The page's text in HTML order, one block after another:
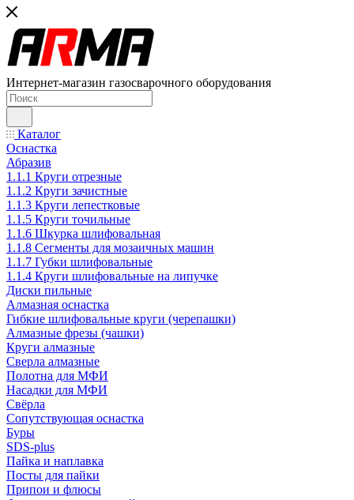
Интернет-магазин газосварочного оборудования
Каталог
Оснастка
Абразив
1.1.1 Круги отрезные
1.1.2 Круги зачистные
1.1.3 Круги лепестковые
1.1.5 Круги точильные
1.1.6 Шкурка шлифовальная
1.1.8 Сегменты для мозаичных машин
1.1.7 Губки шлифовальные
1.1.4 Круги шлифовальные на липучке
Диски пильные
Алмазная оснастка
Гибкие шлифовальные круги (черепашки)
Алмазные фрезы (чашки)
Круги алмазные
Сверла алмазные
Полотна для МФИ
Насадки для МФИ
Свёрла
Сопутствующая оснастка
Буры
SDS-plus
Пайка и наплавка
Посты для пайки
Припои и флюсы